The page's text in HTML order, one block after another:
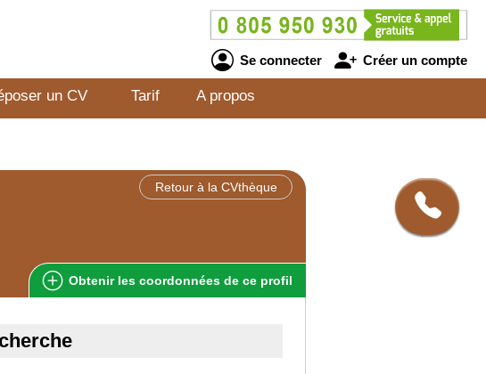
Se connecter Créer un compte
un CV Tarif A propos
Retour à la CVthèque
Obtenir les coordonnées de ce profil